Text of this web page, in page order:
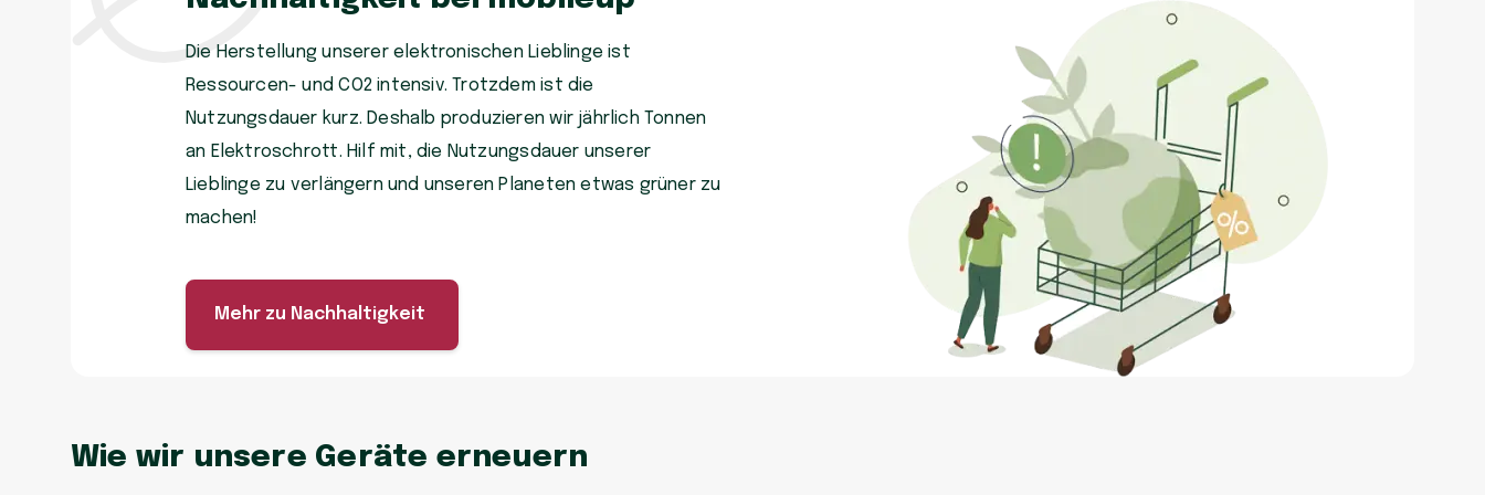
Die Herstellung unserer elektronischen Lieblinge ist
Ressourcen- und CO2 intensiv. Trotzdem ist die
Nutzungsdauer kurz. Deshalb produzieren wir jährlich Tonnen
an Elektroschrott. Hilf mit, die Nutzungsdauer unserer
Lieblinge zu verlängern und unseren Planeten etwas grüner zu
machen!
Mehr zu Nachhaltigkeit
Wie wir unsere Geräte erneuern